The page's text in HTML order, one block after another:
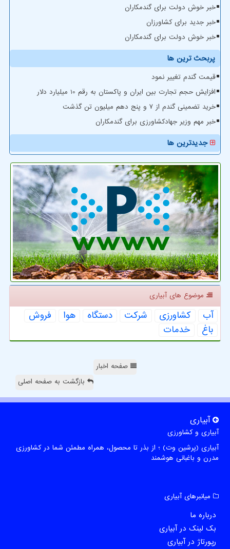
خبر خوش دولت برای گندمکاران
خبر جدید برای کشاورزان
خبر خوش دولت برای گندمکاران
پربحث ترین ها
قیمت گندم تغییر نمود
افزایش حجم تجارت بین ایران و پاکستان به رقم 10 میلیارد دلار
خرید تضمینی گندم از ۷ و پنج دهم میلیون تن گذشت
خبر مهم وزیر جهادکشاورزی برای گندمکاران
جدیدترین ها
موضوع های آبیاری
آب كشاورزی شركت دستگاه هوا
فروش
باغ
خدمات
صفحه اخبار
بازگشت به صفحه اصلی
آبیاری
آبیاری و کشاورزی
آبیاری (پرشین وت) ؛ از بذر تا محصول، همراه مطمئن شما در کشاورزی
مدرن و باغبانی هوشمند
میانبرهای آبیاری
درباره ما
بک لینک در آبیاری
رپورتاژ در آبیاری